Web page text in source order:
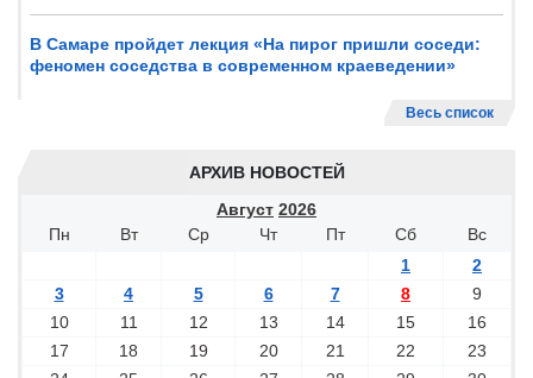
В Самаре пройдет лекция «На пирог пришли соседи:
феномен соседства в современном краеведении»
Весь список
АРХИВ НОВОСТЕЙ
Август 2026
Пн
Вт Ср Чт Пт Сб
Вс
1
2
3
4 5 6 7 8
9
10
11 12 13 14 15
16
17
18 19 20 21 22
23